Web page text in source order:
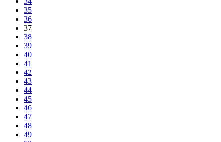
35
36
37
38
39
40
41
42
43
44
45
46
47
48
49